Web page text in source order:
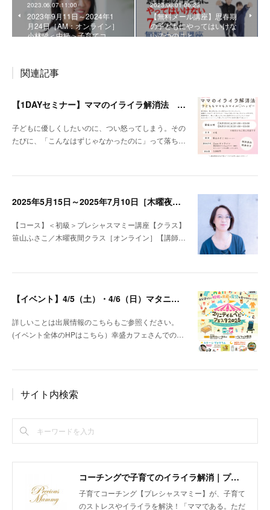
2023.06.07 11:00
2023年9月11日～2024年1
月24日［AM：オンライン］
小林愛＜中級＞子育てコ…
2023.06.01 06:23
【無料メール講座】思春期
の子どもにやってはいけな
い７つのこと
関連記事
【1DAYセミナー】ママのイライラ解消法 ～子どももママもスマイル♡ハッピー～
子どもに優しくしたいのに、つい怒ってしまう。その
たびに、「こんなはずじゃなかったのに」って落ち…
2025年5月15日～2025年7月10日［木曜夜間：オンライン］笹山ふさこ＜初級＞プレシャスマミー講座
【コース】＜初級＞プレシャスマミー講座【クラス】
笹山ふさこ／木曜夜間クラス［オンライン］【講師…
【イベント】4/5（土）・4/6（日）マタニティ＆ベビーフェスタ＠パシフィコ横浜 出展します！
詳しいことは出展情報のこちらもご参照ください。
(イベント全体のHPはこちら）幸盛カフェさんでの…
サイト内検索
コーチングで子育てのイライラ解消｜プレシャスマミー 公式ホームページ
子育てコーチング【プレシャスマミー】が、子育て
のストレスやイライラを解決！「ママである。ただ